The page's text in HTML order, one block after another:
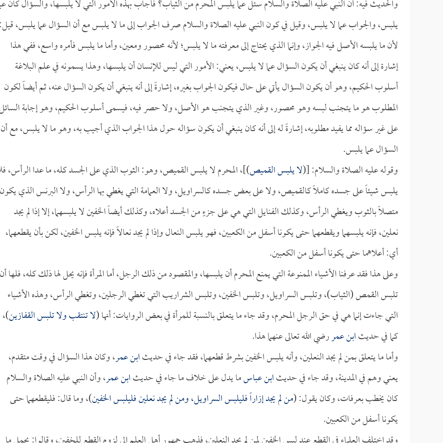
والحديث فيه: أن النبي عليه الصلاة والسلام سئل عما يلبس المحرم من الثياب؟ فأجاب بهذه الأمور التي لا يلبسها، والسؤال كان
يلبس، والجواب عما لا يلبس، وقيل في كون النبي عليه الصلاة والسلام صرف الجواب إلى ما لا يلبس مع أن السؤال عما يلبس،
لأن ما يلبسه الأصل فيه الجواز، وإنما الذي يحتاج إلى معرفته ما لا يلبس؛ لأنه محصور ومعين، وأما ما يلبس فأمره واسع، ففي هذا
إشارة إلى أنه كان ينبغي أن يكون السؤال عما لا يلبس، يعني: الأمور التي ليس للإنسان أن يلبسها، وهذا يسمونه في علم البلاغة
أسلوب الحكيم، وهو أن يكون السؤال يأتي على حال فيكون الجواب بغيره، إشارةً إلى أنه ينبغي أن يكون السؤال عنه، ثم أيضاً لكون
المطلوب هو ما يتجنب لبسه وهو محصور، وغير الذي يتجنب هو الأصل، ولا حصر فيه، فيسمى أسلوب الحكيم، وهو إجابة
على غير سؤاله مما يفيد مطلوبه، إشارةً له إلى أنه كان ينبغي أن يكون سؤاله حول هذا الجواب الذي أجيب به، وهو ما لا يلبس، مع أن
السؤال عما يلبس.
وقوله عليه الصلاة والسلام: [(لا يلبس القميص)]، المحرم لا يلبس القميص، وهو: الثوب الذي على الجسد كله، ما عدا الرأس،
يلبس شيئاً على جسده كاملاً كالقميص، ولا على بعض جسده كالسراويل، ولا العمامة التي يغطي بها الرأس، ولا البرنس الذي
متصلاً بالثوب ويغطي الرأس، وكذلك الفنايل التي هي على جزءٍ من الجسد أعلاه، وكذلك أيضاً الخفين لا يلبسهما، إلا إذا لم يجد
نعلين، فإنه يلبسهما ويقطعهما حتى يكونا أسفل من الكعبين، فهو يلبس النعال وإذا لم يجد نعالاً فإنه يلبس الخفين، لكن بأن يقطعهما،
أي: أعلاهما حتى يكونا أسفل من الكعبين.
وعلى هذا فقد عرفنا الأشياء الممنوعة التي يمنع المحرم أن يلبسها، والمقصود من ذلك الرجل، أما المرأة فإنه يحل لها ذلك كله، فلها
تلبس القمص (الثياب)، وتلبس السراويل، وتلبس الخفين، وتلبس الشراريب التي تغطي الرجلين، وتغطي الرأس، وهذه الأشياء
التي جاءت إنما هي في حق الرجل المحرم، وقد جاء ما يتعلق بالنسبة للمرأة في بعض الروايات: أنها (لا تنتقب ولا تلبس القفازين)،
كما في حديثابن عمررضي الله تعالى عنهما هذا.
وأما ما يتعلق بمن لم يجد النعلين، وأنه يلبس الخفين بشرط قطعهما، فقد جاء في حديثابن عمر، وكان هذا السؤال في وقت متقدم،
يعني وهم في المدينة، وقد جاء في حديثابن عباسما يدل على خلاف ما جاء في حديثابن عمر، وأن النبي عليه الصلاة والسلام
كان يخطب بعرفات، وكان يقول: (من لم يجد إزاراً فليلبس السراويل، ومن لم يجد نعلين فليلبس الخفين)، وما قال: فليقطعهما حتى
يكونا أسفل من الكعبين.